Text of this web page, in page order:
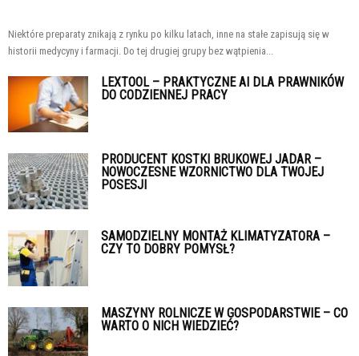
Niektóre preparaty znikają z rynku po kilku latach, inne na stałe zapisują się w
historii medycyny i farmacji. Do tej drugiej grupy bez wątpienia...
LEXTOOL – PRAKTYCZNE AI DLA PRAWNIKÓW
DO CODZIENNEJ PRACY
PRODUCENT KOSTKI BRUKOWEJ JADAR –
NOWOCZESNE WZORNICTWO DLA TWOJEJ
POSESJI
SAMODZIELNY MONTAŻ KLIMATYZATORA –
CZY TO DOBRY POMYSŁ?
MASZYNY ROLNICZE W GOSPODARSTWIE – CO
WARTO O NICH WIEDZIEĆ?